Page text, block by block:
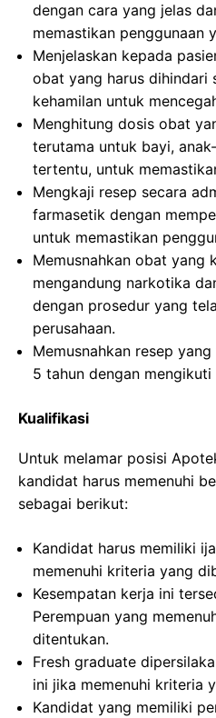
dengan cara yang jelas
memastikan penggunaan
Menjelaskan kepada
obat yang harus dihindari
kehamilan untuk
Menghitung dosis obat
terutama untuk bayi,
tertentu, untuk
Mengkaji resep secara
farmasetik dengan
untuk memastikan
Memusnahkan obat yang
mengandung narkotika
dengan prosedur yang
perusahaan.
Memusnahkan resep
5 tahun dengan
Kualifikasi
Untuk melamar posisi
kandidat harus memenuhi
sebagai berikut:
Kandidat harus memiliki
memenuhi kriteria yang
Kesempatan kerja ini
Perempuan yang
ditentukan.
Fresh graduate
ini jika memenuhi kriteria
Kandidat yang memiliki